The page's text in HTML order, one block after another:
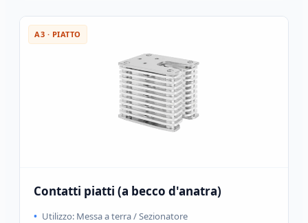
A3 · PIATTO
Contatti piatti (a becco d'anatra)
Utilizzo: Messa a terra / Sezionatore